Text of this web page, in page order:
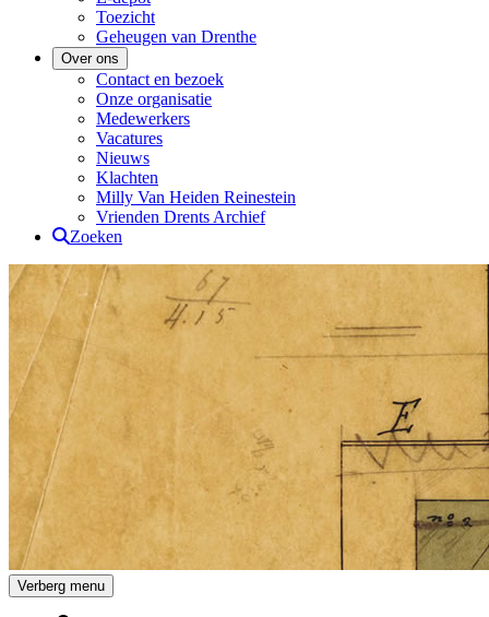
Toezicht
Geheugen van Drenthe
Over ons
Contact en bezoek
Onze organisatie
Medewerkers
Vacatures
Nieuws
Klachten
Milly Van Heiden Reinestein
Vrienden Drents Archief
Zoeken
Drents Archief
Verberg menu